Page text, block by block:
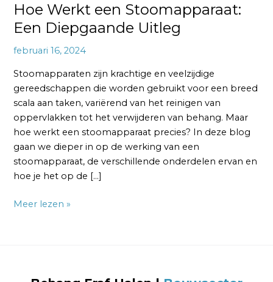
Hoe Werkt een Stoomapparaat:
Een Diepgaande Uitleg
februari 16, 2024
Stoomapparaten zijn krachtige en veelzijdige
gereedschappen die worden gebruikt voor een breed
scala aan taken, variërend van het reinigen van
oppervlakken tot het verwijderen van behang. Maar
hoe werkt een stoomapparaat precies? In deze blog
gaan we dieper in op de werking van een
stoomapparaat, de verschillende onderdelen ervan en
hoe je het op de […]
Meer lezen »